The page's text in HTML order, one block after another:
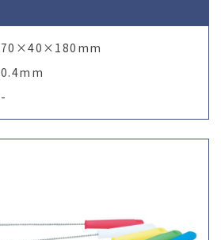
70×40×180mm
0.4mm
-